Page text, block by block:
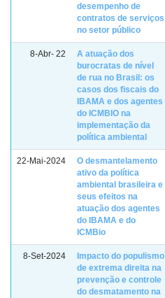
desempenho de
contratos de serviços
no setor público
8-Abr- 22
A atuação dos
burocratas de nível
de rua no Brasil: os
casos dos fiscais do
IBAMA e dos agentes
do ICMBIO na
implementação da
política ambiental
22-Mai-2024
O desmantelamento
ativo da política
ambiental brasileira e
seus efeitos na
atuação dos agentes
do IBAMA e do
ICMBio
8-Set-2024
Impacto do populismo
de extrema direita na
prevenção e controle
do desmatamento na